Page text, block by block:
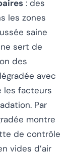
: des
les zones
saine
sert de
des
avec
les facteurs
Par
montre
de contrôle
vides d’air